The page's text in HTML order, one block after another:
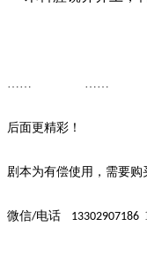
后面更精彩！
剧本为有偿使用，需要购
微信/电话 13302907186